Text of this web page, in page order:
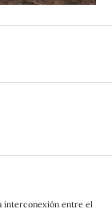
interconexión entre el